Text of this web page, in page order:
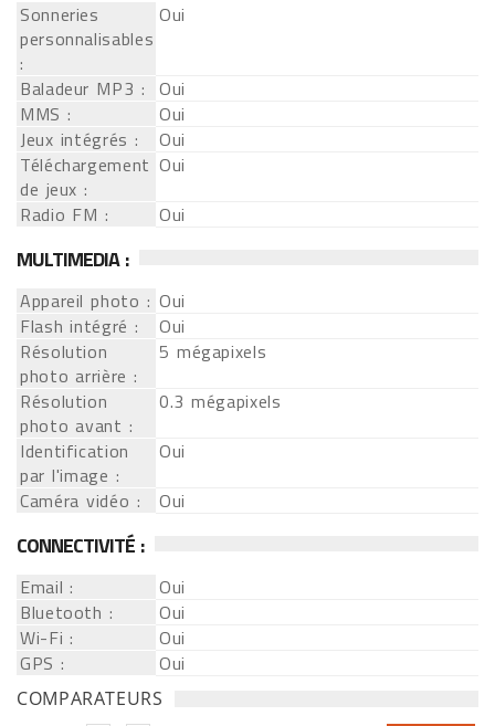
Sonneries
personnalisables
:
Oui
Baladeur MP3 : Oui
MMS :
Oui
Jeux intégrés :
Oui
Téléchargement
de jeux :
Oui
Radio FM :
Oui
MULTIMEDIA :
Appareil photo : Oui
Flash intégré :
Oui
Résolution
photo arrière :
5 mégapixels
Résolution
photo avant :
0.3 mégapixels
Identification
par l'image :
Oui
Caméra vidéo :
Oui
CONNECTIVITÉ :
Email :
Oui
Bluetooth :
Oui
Wi-Fi :
Oui
GPS :
Oui
COMPARATEURS